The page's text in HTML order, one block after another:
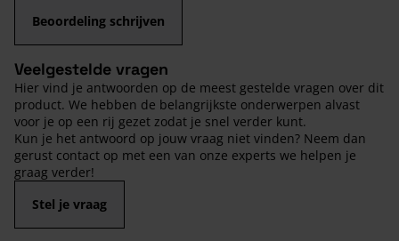
Beoordeling schrijven
Veelgestelde vragen
Hier vind je antwoorden op de meest gestelde vragen over dit
product. We hebben de belangrijkste onderwerpen alvast
voor je op een rij gezet zodat je snel verder kunt.
Kun je het antwoord op jouw vraag niet vinden? Neem dan
gerust contact op met een van onze experts we helpen je
graag verder!
Stel je vraag